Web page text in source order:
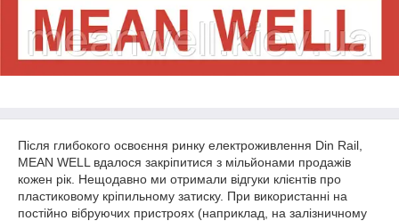
Після глибокого освоєння ринку електроживлення Din Rail,
MEAN WELL вдалося закріпитися з мільйонами продажів
кожен рік. Нещодавно ми отримали відгуки клієнтів про
пластиковому кріпильному затиску. При використанні на
постійно вібруючих пристроях (наприклад, на залізничному